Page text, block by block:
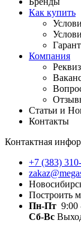
Как купить
Компания
Статьи и
Контакты
Контактная
+7 (383)
Построить
Пн-Пт 9:00
Сб-Вс